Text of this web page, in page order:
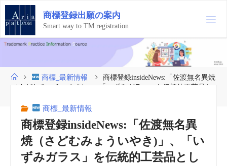
コ
テ
ン
ツ
ス
商標登録出願の案内
Smart way to TM registration
ホ
ー
商標_最新情報
商標登録insideNews:「佐渡無名異焼
（さどむみょういやき)」、「いずみガラス」を伝統的工芸品と
商標_最新情報
商標登録insideNews:「佐渡無名異
焼（さどむみょういやき)」、「い
ずみガラス」を伝統的工芸品とし